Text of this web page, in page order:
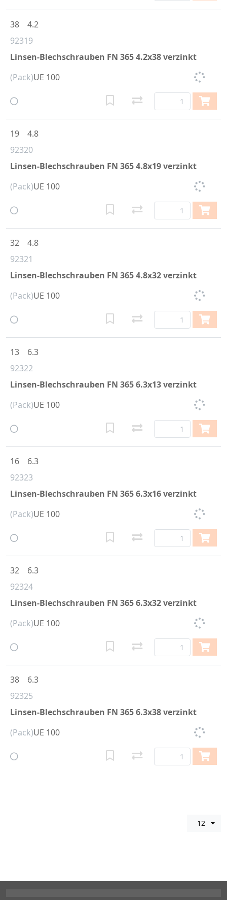
92319
Linsen-Blechschrauben FN 365 4.2x38 verzinkt
38 4.2
(Pack)UE 100
92320
Linsen-Blechschrauben FN 365 4.8x19 verzinkt
19 4.8
(Pack)UE 100
92321
Linsen-Blechschrauben FN 365 4.8x32 verzinkt
32 4.8
(Pack)UE 100
92322
Linsen-Blechschrauben FN 365 6.3x13 verzinkt
13 6.3
(Pack)UE 100
92323
Linsen-Blechschrauben FN 365 6.3x16 verzinkt
16 6.3
(Pack)UE 100
92324
Linsen-Blechschrauben FN 365 6.3x32 verzinkt
32 6.3
(Pack)UE 100
92325
Linsen-Blechschrauben FN 365 6.3x38 verzinkt
38 6.3
(Pack)UE 100
12